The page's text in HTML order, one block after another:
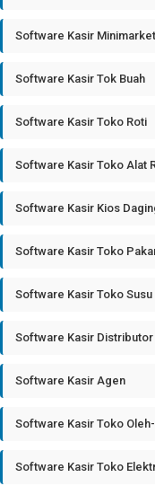
Software Kasir
Software Kasir Tok Buah
Software Kasir Toko Roti
Software Kasir Toko Alat
Software Kasir Kios
Software Kasir Toko
Software Kasir Toko Susu
Software Kasir Distributor
Software Kasir Agen
Software Kasir Toko
Software Kasir Toko